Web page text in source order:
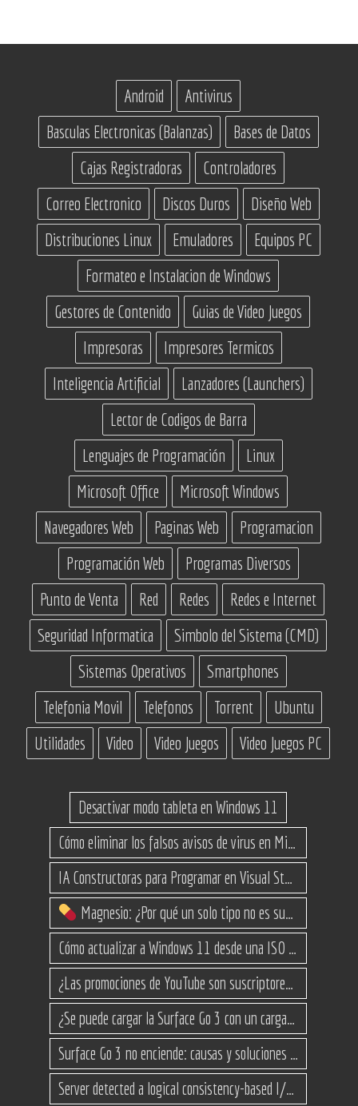
Android
Antivirus
Basculas Electronicas (Balanzas)
Bases de Datos
Cajas Registradoras
Controladores
Correo Electronico
Discos Duros
Diseño Web
Distribuciones Linux
Emuladores
Equipos PC
Formateo e Instalacion de Windows
Gestores de Contenido
Guias de Video Juegos
Impresoras
Impresores Termicos
Inteligencia Artificial
Lanzadores (Launchers)
Lector de Codigos de Barra
Lenguajes de Programación
Linux
Microsoft Office
Microsoft Windows
Navegadores Web
Paginas Web
Programacion
Programación Web
Programas Diversos
Punto de Venta
Red Redes
Redes e Internet
Seguridad Informatica
Simbolo del Sistema (CMD)
Sistemas Operativos
Smartphones
Telefonia Movil
Telefonos Torrent
Ubuntu
Utilidades
Video Video Juegos Video Juegos PC
Desactivar modo tableta en Windows 11
Cómo eliminar los falsos avisos de virus en Microsoft Edge
IA Constructoras para Programar en Visual Studio con C#
Magnesio: ¿Por qué un solo tipo no es suficiente? (Guía de variantes)
Cómo actualizar a Windows 11 desde una ISO en equipos no compatibles
¿Las promociones de YouTube son suscriptores reales o bots? Esta es la Verdad
¿Se puede cargar la Surface Go 3 con un cargador USB-C de teléfono?
Surface Go 3 no enciende: causas y soluciones paso a paso para que arranque
Server detected a logical consistency-based I/O error: incorrect pageid